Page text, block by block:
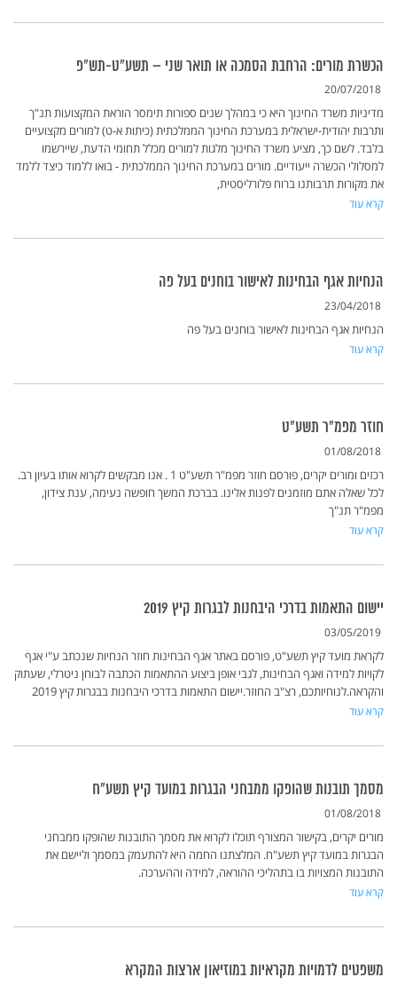
הכשרת מורים: הרחבת הסמכה או תואר שני – תשע"ט-תש"פ
20/07/2018
מדיניות משרד החינוך היא כי במהלך שנים ספורות תימסר הוראת המקצועות תנ"ך
ותרבות יהודית-ישראלית במערכת החינוך הממלכתית (כיתות א-ט) למורים מקצועיים
בלבד. לשם כך, מציע משרד החינוך מלגות למורים מכלל תחומי הדעת, שיירשמו
למסלולי הכשרה ייעודיים. מורים במערכת החינוך הממלכתית - בואו ללמוד כיצד ללמד
את מקורות תרבותנו ברוח פלורליסטית,
קרא עוד
הנחיות אגף הבחינות לאישור בוחנים בעל פה
23/04/2018
הנחיות אגף הבחינות לאישור בוחנים בעל פה
קרא עוד
חוזר מפמ"ר תשע"ט
01/08/2018
רכזים ומורים יקרים, פורסם חוזר מפמ"ר תשע"ט 1 . אנו מבקשים לקרוא אותו בעיון רב.
לכל שאלה אתם מוזמנים לפנות אלינו. בברכת המשך חופשה נעימה, ענת צידון,
מפמ"ר תנ"ך
קרא עוד
יישום התאמות בדרכי היבחנות לבגרות קיץ 2019
03/05/2019
לקראת מועד קיץ תשע"ט, פורסם באתר אגף הבחינות חוזר הנחיות שנכתב ע"י אגף
לקויות למידה ואגף הבחינות, לגבי אופן ביצוע ההתאמות הכתבה לבוחן ניטרלי, שעתוק
והקראה.לנוחיותכם, רצ"ב החוזר.יישום התאמות בדרכי היבחנות בבגרות קיץ 2019
קרא עוד
מסמך תובנות שהופקו ממבחני הבגרות במועד קיץ תשע"ח
01/08/2018
מורים יקרים, בקישור המצורף תוכלו לקרוא את מסמך התובנות שהופקו ממבחני
הבגרות במועד קיץ תשע"ח. המלצתנו החמה היא להתעמק במסמך וליישם את
התובנות המצויות בו בתהליכי ההוראה, למידה וההערכה.
קרא עוד
משפטים לדמויות מקראיות במוזיאון ארצות המקרא